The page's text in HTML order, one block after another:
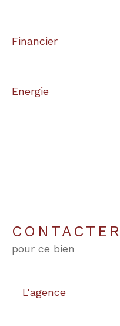
Financier
Energie
CONTACTER
pour ce bien
L'agence